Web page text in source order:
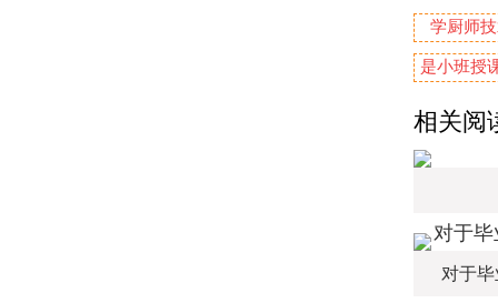
学厨师
是小班授
相关阅
对于